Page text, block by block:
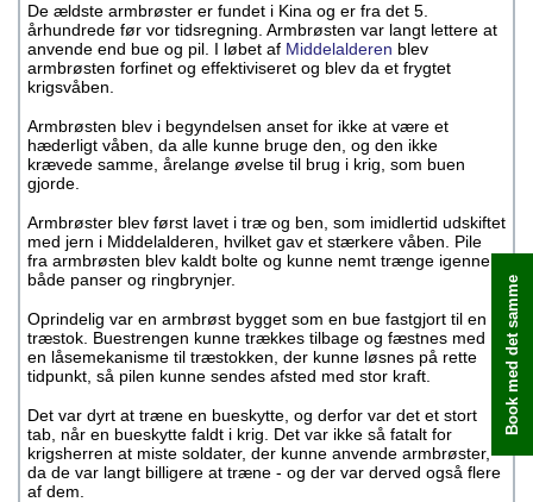
De ældste armbrøster er fundet i Kina og er fra det 5.
århundrede før vor tidsregning. Armbrøsten var langt lettere at
anvende end bue og pil. I løbet af Middelalderen blev
armbrøsten forfinet og effektiviseret og blev da et frygtet
krigsvåben.
Armbrøsten blev i begyndelsen anset for ikke at være et
hæderligt våben, da alle kunne bruge den, og den ikke
krævede samme, årelange øvelse til brug i krig, som buen
gjorde.
Armbrøster blev først lavet i træ og ben, som imidlertid udskiftet
med jern i Middelalderen, hvilket gav et stærkere våben. Pile
fra armbrøsten blev kaldt bolte og kunne nemt trænge igennem
både panser og ringbrynjer.
Oprindelig var en armbrøst bygget som en bue fastgjort til en
træstok. Buestrengen kunne trækkes tilbage og fæstnes med
en låsemekanisme til træstokken, der kunne løsnes på rette
tidpunkt, så pilen kunne sendes afsted med stor kraft.
Det var dyrt at træne en bueskytte, og derfor var det et stort
tab, når en bueskytte faldt i krig. Det var ikke så fatalt for
krigsherren at miste soldater, der kunne anvende armbrøster,
da de var langt billigere at træne - og der var derved også flere
af dem.
Book med det samme